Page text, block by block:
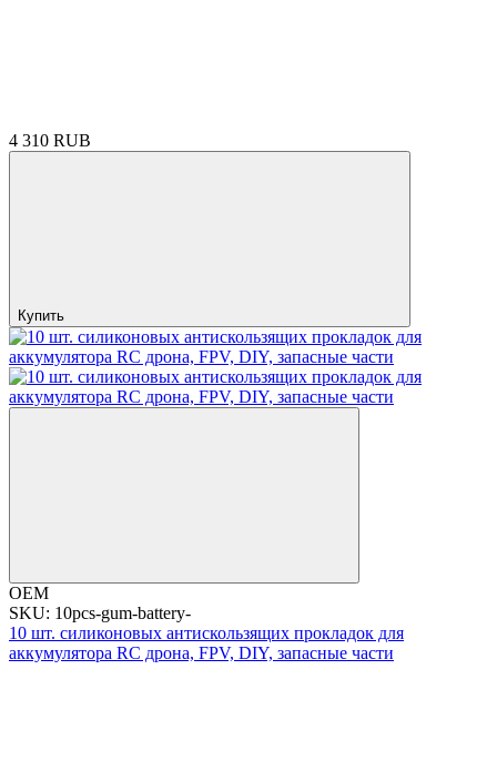
4 310 RUB
Купить
OEM
SKU: 10pcs-gum-battery-
10 шт. силиконовых антискользящих прокладок для
аккумулятора RC дрона, FPV, DIY, запасные части